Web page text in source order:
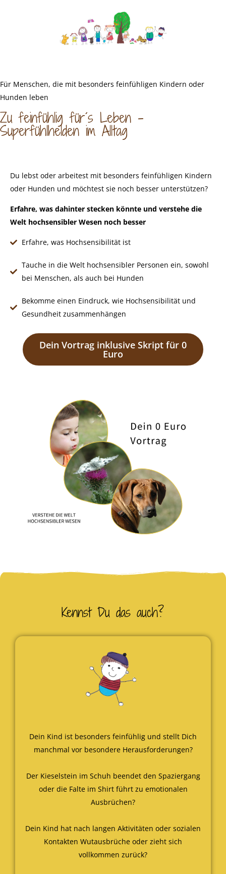
Für Menschen, die mit besonders feinfühligen Kindern oder
Hunden leben
Zu feinfühlig für´s Leben -
Superfühlhelden im Alltag
Du lebst oder arbeitest mit besonders feinfühligen Kindern
oder Hunden und möchtest sie noch besser unterstützen?
Erfahre, was dahinter stecken könnte und verstehe die
Welt hochsensibler Wesen noch besser
Erfahre, was Hochsensibilität ist
Tauche in die Welt hochsensibler Personen ein, sowohl
bei Menschen, als auch bei Hunden
Bekomme einen Eindruck, wie Hochsensibilität und
Gesundheit zusammenhängen
Dein Vortrag inklusive Skript für 0
Euro
Kennst Du das auch?
Dein Kind ist besonders feinfühlig und stellt Dich
manchmal vor besondere Herausforderungen?
Der Kieselstein im Schuh beendet den Spaziergang
oder die Falte im Shirt führt zu emotionalen
Ausbrüchen?
Dein Kind hat nach langen Aktivitäten oder sozialen
Kontakten Wutausbrüche oder zieht sich
vollkommen zurück?